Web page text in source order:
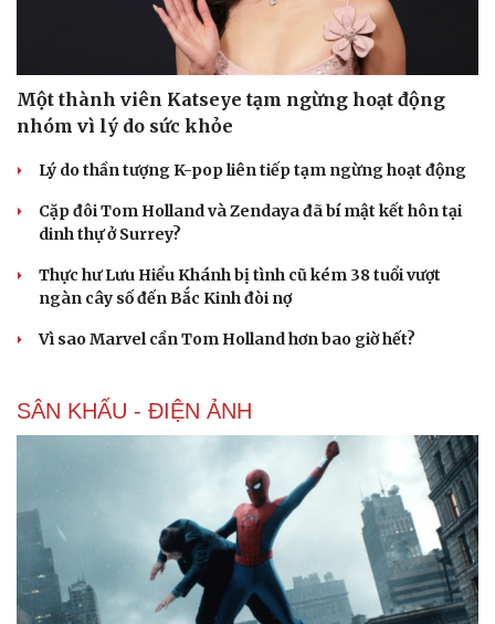
Tư vấn
Săn Tour
check-in
Podcast
Câu chuyện thời sự
Đọc truyện đêm khuya
Cửa sổ tình yêu
Kể chuyện cho bé
Hạt giống tâm hồn
Một thành viên Katseye tạm ngừng hoạt động
nhóm vì lý do sức khỏe
Lý do thần tượng K-pop liên tiếp tạm ngừng hoạt động
Cặp đôi Tom Holland và Zendaya đã bí mật kết hôn tại
dinh thự ở Surrey?
Thực hư Lưu Hiểu Khánh bị tình cũ kém 38 tuổi vượt
ngàn cây số đến Bắc Kinh đòi nợ
Vì sao Marvel cần Tom Holland hơn bao giờ hết?
SÂN KHẤU - ĐIỆN ẢNH